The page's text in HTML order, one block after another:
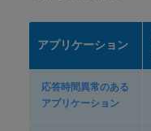
アプリケーション
応答時間異常のある
アプリケーション